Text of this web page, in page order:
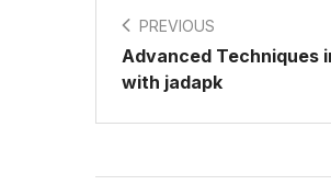
PREVIOUS
Advanced Techniques
with jadapk